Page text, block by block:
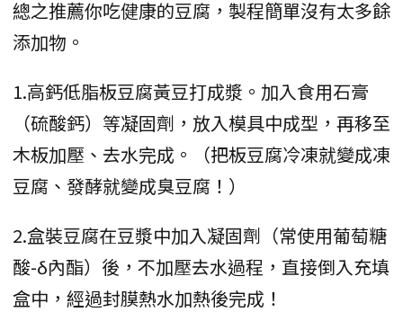
總之推薦你吃健康的豆腐，製程簡單沒有太多餘
添加物。
1.高鈣低脂板豆腐黃豆打成漿。加入食用石膏
（硫酸鈣）等凝固劑，放入模具中成型，再移至
木板加壓、去水完成。（把板豆腐冷凍就變成凍
豆腐、發酵就變成臭豆腐！）
2.盒裝豆腐在豆漿中加入凝固劑（常使用葡萄糖
酸-δ內酯）後，不加壓去水過程，直接倒入充填
盒中，經過封膜熱水加熱後完成！